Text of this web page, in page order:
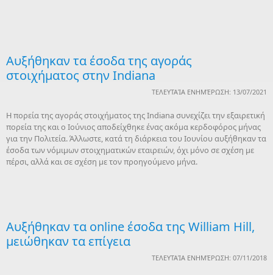
Αυξήθηκαν τα έσοδα της αγοράς
στοιχήματος στην Indiana
ΤΕΛΕΥΤΑΊΑ ΕΝΗΜΈΡΩΣΗ: 13/07/2021
Η πορεία της αγοράς στοιχήματος της Indiana συνεχίζει την εξαιρετική
πορεία της και ο Ιούνιος αποδείχθηκε ένας ακόμα κερδοφόρος μήνας
για την Πολιτεία. Άλλωστε, κατά τη διάρκεια του Ιουνίου αυξήθηκαν τα
έσοδα των νόμιμων στοιχηματικών εταιρειών, όχι μόνο σε σχέση με
πέρσι, αλλά και σε σχέση με τον προηγούμενο μήνα.
Αυξήθηκαν τα online έσοδα της William Hill,
μειώθηκαν τα επίγεια
ΤΕΛΕΥΤΑΊΑ ΕΝΗΜΈΡΩΣΗ: 07/11/2018